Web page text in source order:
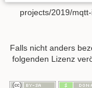
projects/2019/
Falls nicht anders
folgenden Lizenz